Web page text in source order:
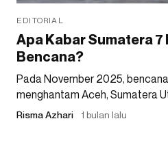
EDITORIAL
Apa Kabar Sumatera 7
Bencana?
Pada November 2025,
menghantam Aceh, Sumatera
Risma Azhari 1 bulan lalu